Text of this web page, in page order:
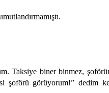
Taksiye biner binmez,
görüyorum!” dedim